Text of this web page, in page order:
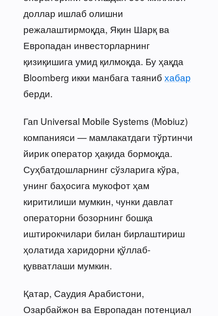
доллар ишлаб олишни
режалаштирмоқда, Яқин Шарқ ва
Европадан инвесторларнинг
қизиқишига умид қилмоқда. Бу ҳақда
Bloomberg икки манбага таяниб хабар
берди.
Гап Universal Mobile Systems (Mobiuz)
компанияси — мамлакатдаги тўртинчи
йирик оператор ҳақида бормоқда.
Суҳбатдошларнинг сўзларига кўра,
унинг баҳосига мукофот ҳам
киритилиши мумкин, чунки давлат
операторни бозорнинг бошқа
иштирокчилари билан бирлаштириш
ҳолатида харидорни қўллаб-
қувватлаши мумкин.
Қатар, Саудия Арабистони,
Озарбайжон ва Европадан потенциал